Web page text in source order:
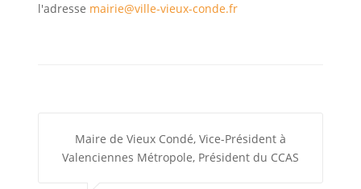
l'adresse mairie@ville-vieux-conde.fr
Maire de Vieux Condé, Vice-Président à
Valenciennes Métropole, Président du CCAS